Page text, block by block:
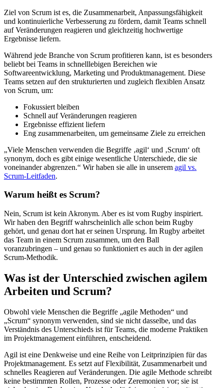
Ziel von Scrum ist es, die Zusammenarbeit, Anpassungsfähigkeit
und kontinuierliche Verbesserung zu fördern, damit Teams schnell
auf Veränderungen reagieren und gleichzeitig hochwertige
Ergebnisse liefern.
Während jede Branche von Scrum profitieren kann, ist es besonders
beliebt bei Teams in schnelllebigen Bereichen wie
Softwareentwicklung, Marketing und Produktmanagement. Diese
Teams setzen auf den strukturierten und zugleich flexiblen Ansatz
von Scrum, um:
Fokussiert bleiben
Schnell auf Veränderungen reagieren
Ergebnisse effizient liefern
Eng zusammenarbeiten, um gemeinsame Ziele zu erreichen
„Viele Menschen verwenden die Begriffe ‚agil‘ und ‚Scrum‘ oft
synonym, doch es gibt einige wesentliche Unterschiede, die sie
voneinander abgrenzen.“ Wir haben sie alle in unserem agil vs.
Scrum-Leitfaden.
Warum heißt es Scrum?
Nein, Scrum ist kein Akronym. Aber es ist vom Rugby inspiriert.
Wir haben den Begriff wahrscheinlich alle schon beim Rugby
gehört, und genau dort hat er seinen Ursprung. Im Rugby arbeitet
das Team in einem Scrum zusammen, um den Ball
voranzubringen – und genau so funktioniert es auch in der agilen
Scrum-Methodik.
Was ist der Unterschied zwischen agilem
Arbeiten und Scrum?
Obwohl viele Menschen die Begriffe „agile Methoden“ und
„Scrum“ synonym verwenden, sind sie nicht dasselbe, und das
Verständnis des Unterschieds ist für Teams, die moderne Praktiken
im Projektmanagement einführen, entscheidend.
Agil ist eine Denkweise und eine Reihe von Leitprinzipien für das
Projektmanagement. Es setzt auf Flexibilität, Zusammenarbeit und
schnelles Reagieren auf Veränderungen. Die agile Methode schreibt
keine bestimmten Rollen, Prozesse oder Zeremonien vor; sie ist